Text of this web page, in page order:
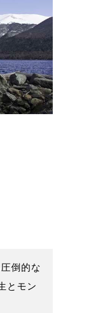
倒的な
とモン